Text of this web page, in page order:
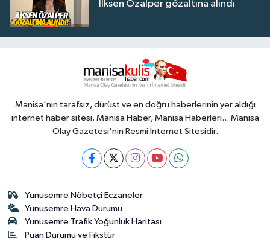
İlksen Özalper gözaltına alındı
Manisa'nın tarafsız, dürüst ve en doğru haberlerinin yer aldığı
internet haber sitesi. Manisa Haber, Manisa Haberleri... Manisa
Olay Gazetesi'nin Resmi İnternet Sitesidir.
Yunusemre Nöbetçi Eczaneler
Yunusemre Hava Durumu
Yunusemre Trafik Yoğunluk Haritası
Puan Durumu ve Fikstür